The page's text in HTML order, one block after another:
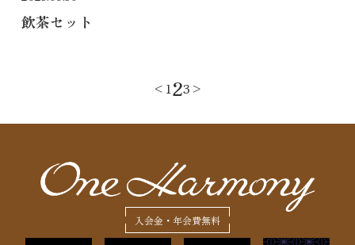
飲茶セット
< 123 >
入会金・年会費無料